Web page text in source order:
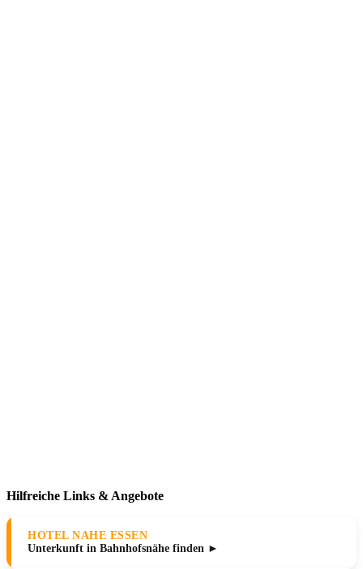
Hilfreiche Links & Angebote
HOTEL NAHE ESSEN
Unterkunft in Bahnhofsnähe finden ►